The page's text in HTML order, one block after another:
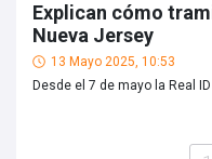
Explican cómo
Nueva Jersey
13 Mayo 2025, 10:53
Desde el 7 de mayo la Real